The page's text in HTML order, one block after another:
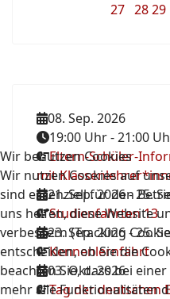
27 28 29
08. Sep. 2026
19:00 Uhr-21:00
Eltern-Schüler-
mit
21. Sep. 2026-25.
Studienfahrten 13
23. Sep. 2026-25.
Kennenlernfahrt
03. Okt. 2026
Tag der deutschen
Wir benutzen Cookies
Wir nutzen Cookies auf
sind essenziell für den
uns helfen, diese Website
verbessern (Tracking
entscheiden, ob Sie die
beachten Sie, dass bei
mehr alle Funktionalitäten